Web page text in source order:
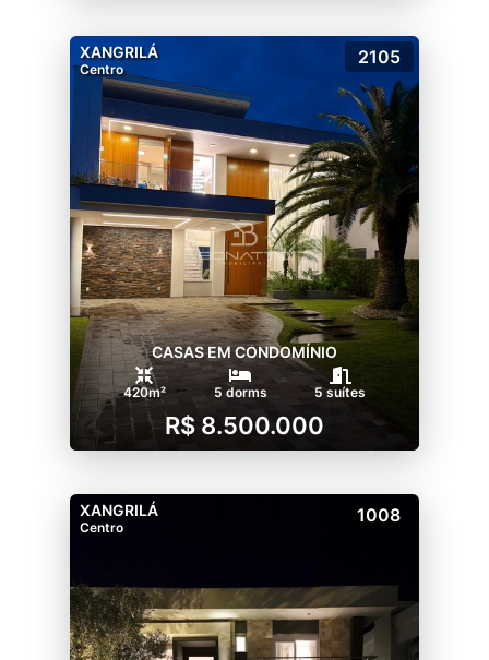
XANGRILÁ
Centro
2105
CASAS EM CONDOMÍNIO
420m² 5 dorms 5 suítes
R$ 8.500.000
XANGRILÁ
Centro
1008